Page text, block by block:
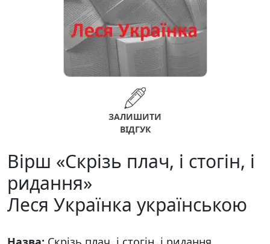
ЗАЛИШИТИ
ВІДГУК
Вірш «Скрізь плач, і стогін, і
ридання»
Леся Українка українською